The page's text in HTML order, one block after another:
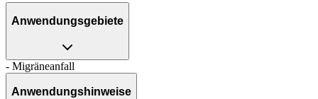
Anwendungsgebiete
- Migräneanfall
Anwendungshinweise